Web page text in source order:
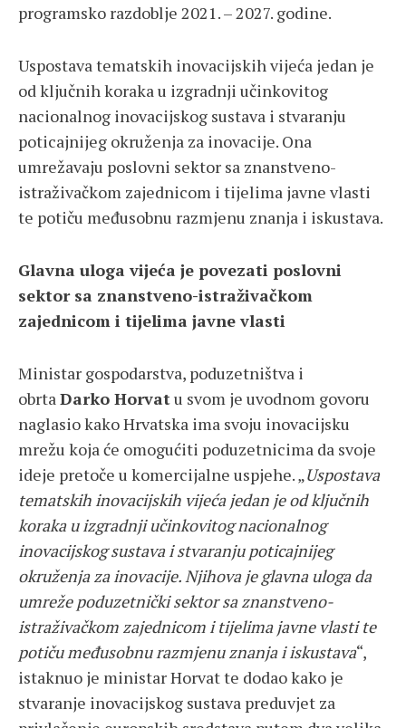
programsko razdoblje 2021. – 2027. godine.
Uspostava tematskih inovacijskih vijeća jedan je
od ključnih koraka u izgradnji učinkovitog
nacionalnog inovacijskog sustava i stvaranju
poticajnijeg okruženja za inovacije. Ona
umrežavaju poslovni sektor sa znanstveno-
istraživačkom zajednicom i tijelima javne vlasti
te potiču međusobnu razmjenu znanja i iskustava.
Glavna uloga vijeća je povezati poslovni
sektor sa znanstveno-istraživačkom
zajednicom i tijelima javne vlasti
Ministar gospodarstva, poduzetništva i
obrtaDarko Horvatu svom je uvodnom govoru
naglasio kako Hrvatska ima svoju inovacijsku
mrežu koja će omogućiti poduzetnicima da svoje
ideje pretoče u komercijalne uspjehe. „Uspostava
tematskih inovacijskih vijeća jedan je od ključnih
koraka u izgradnji učinkovitog nacionalnog
inovacijskog sustava i stvaranju poticajnijeg
okruženja za inovacije. Njihova je glavna uloga da
umreže poduzetnički sektor sa znanstveno-
istraživačkom zajednicom i tijelima javne vlasti te
potiču međusobnu razmjenu znanja i iskustava“,
istaknuo je ministar Horvat te dodao kako je
stvaranje inovacijskog sustava preduvjet za